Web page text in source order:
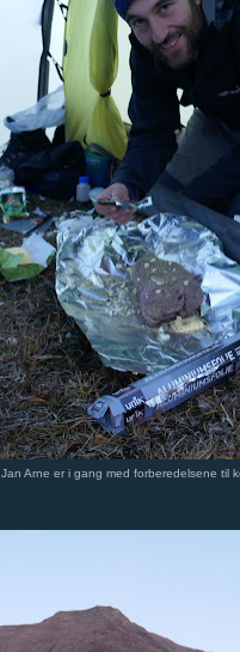
Jan Arne er i gang med forberedelsene til